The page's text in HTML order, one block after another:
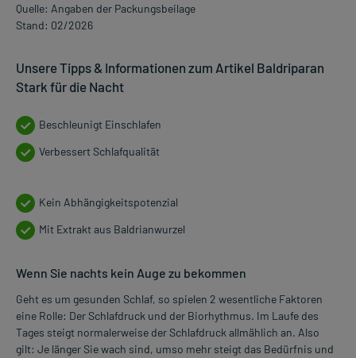
Quelle: Angaben der Packungsbeilage
Stand: 02/2026
Unsere Tipps & Informationen zum Artikel Baldriparan
Stark für die Nacht
Beschleunigt Einschlafen
Verbessert Schlafqualität
Kein Abhängigkeitspotenzial
Mit Extrakt aus Baldrianwurzel
Wenn Sie nachts kein Auge zu bekommen
Geht es um gesunden Schlaf, so spielen 2 wesentliche Faktoren
eine Rolle: Der Schlafdruck und der Biorhythmus. Im Laufe des
Tages steigt normalerweise der Schlafdruck allmählich an. Also
gilt: Je länger Sie wach sind, umso mehr steigt das Bedürfnis und